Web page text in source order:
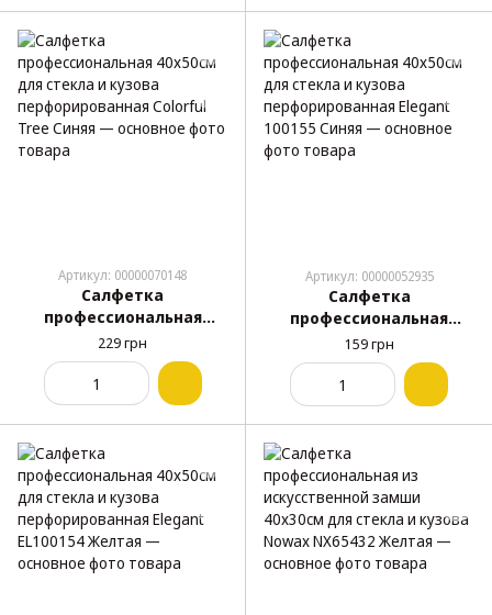
Артикул: 00000070148
Салфетка
профессиональная
40х50см для стекла и
кузова
перфорированная
Colorful Tree Синяя
229 грн
Артикул: 00000052935
Салфетка
профессиональная
40х50см для стекла и
кузова
перфорированная
Elegant 100155 Синяя
159 грн